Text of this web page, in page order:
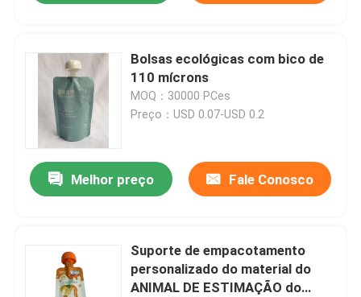
Bolsas ecológicas com bico de
110 mícrons
MOQ：30000 PCes
Preço：USD 0.07-USD 0.2
Melhor preço Fale Conosco
Suporte de empacotamento
personalizado do material do
ANIMAL DE ESTIMAÇÃO do